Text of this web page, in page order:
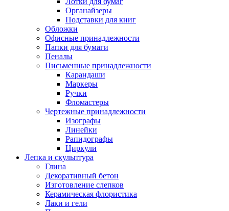
Органайзеры
Подставки для книг
Обложки
Офисные принадлежности
Папки для бумаги
Пеналы
Письменные принадлежности
Карандаши
Маркеры
Ручки
Фломастеры
Чертежные принадлежности
Изографы
Линейки
Рапидографы
Циркули
Лепка и скульптура
Глина
Декоративный бетон
Изготовление слепков
Керамическая флористика
Лаки и гели